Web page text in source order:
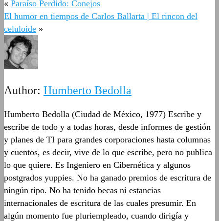
« Paraíso Perdido: Conejos
El humor en tiempos de Carlos Ballarta | El rincon del
celuloide »
Author: Humberto Bedolla
Humberto Bedolla (Ciudad de México, 1977) Escribe y
escribe de todo y a todas horas, desde informes de gestión
y planes de TI para grandes corporaciones hasta columnas
y cuentos, es decir, vive de lo que escribe, pero no publica
lo que quiere. Es Ingeniero en Cibernética y algunos
postgrados yuppies. No ha ganado premios de escritura de
ningún tipo. No ha tenido becas ni estancias
internacionales de escritura de las cuales presumir. En
algún momento fue pluriempleado, cuando dirigía y